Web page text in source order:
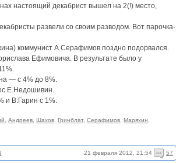
настоящий декабрист вышел на 2(!) место,
развели со своим разводом. Вот парочка-
коммунист А.Серафимов поздно подорвался.
Ефимовича. В результате было у
— с 4% до 8%.
Е.Недошивин.
и В.Гарин с 1%.
Андреев Шахов Гринблат, Серафимов Маряхин
21 февраля 2012, 21:54 57